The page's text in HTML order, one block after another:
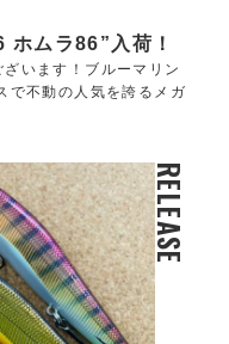
ムラ86”入荷！
います！ブルーマリン
で不動の人気を誇るメガ
RELEASE